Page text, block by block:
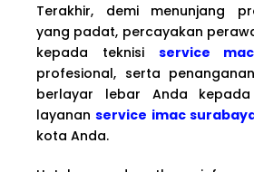
Terakhir, demi menunjang
yang padat, percayakan
kepada teknisi service
profesional, serta
berlayar lebar Anda
layananservice imac
kota Anda.